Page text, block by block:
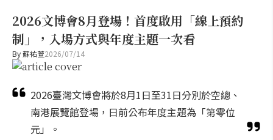
2026文博會8月登場！首度啟用「線上預約
制」，入場方式與年度主題一次看
By蘇祐萱2026/07/14
2026臺灣文博會將於8月1日至31日分別於空總、
南港展覽館登場，日前公布年度主題為「第零位
元」。